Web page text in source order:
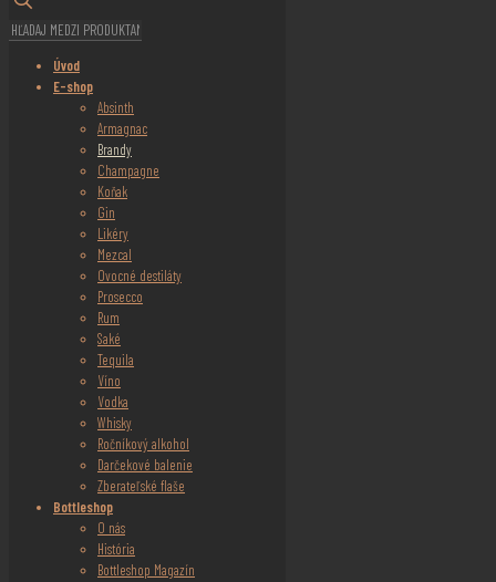
Úvod
E-shop
Absinth
Armagnac
Brandy
Champagne
Koňak
Gin
Likéry
Mezcal
Ovocné destiláty
Prosecco
Rum
Saké
Tequila
Víno
Vodka
Whisky
Ročníkový alkohol
Darčekové balenie
Zberateľské flaše
Bottleshop
O nás
História
Bottleshop Magazín